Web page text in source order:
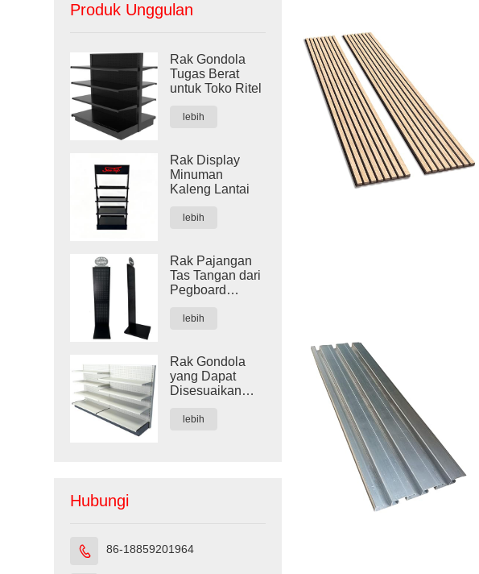
Produk Unggulan
Rak Gondola
Tugas Berat
untuk Toko Ritel
lebih
Rak Display
Minuman
Kaleng Lantai
lebih
Rak Pajangan
Tas Tangan dari
Pegboard
Kustom
lebih
Rak Gondola
yang Dapat
Disesuaikan
lebih
Hubungi
 86-18859201964